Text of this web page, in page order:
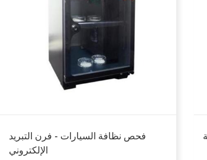
فحص نظافة السيارات - فرن التبريد
الإلكتروني